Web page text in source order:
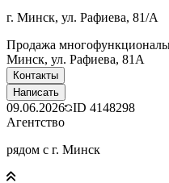
г. Минск, ул. Рафиева, 81/А
Продажа
Минск, ул. Рафиева, 81А
Контакты
Написать
09.06.2026 ID 4148298
Агентство
рядом с г. Минск